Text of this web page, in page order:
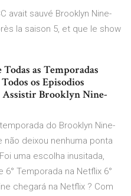
avait sauvé Brooklyn Nine-
la saison 5, et que le show
as Temporadas
os Episodios
Assistir Brooklyn Nine-
temporada do Brooklyn Nine-
não deixou nenhuma ponta
uma escolha inusitada,
Temporada na Netflix 6°
chegará na Netflix ? Com